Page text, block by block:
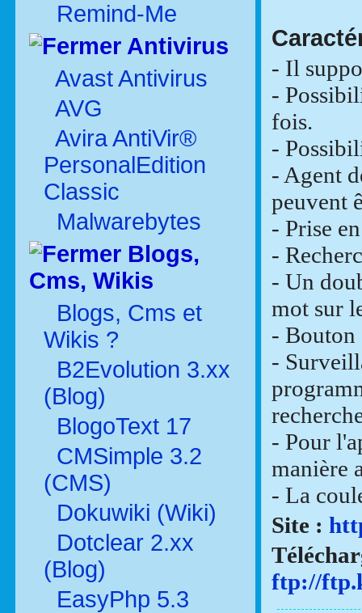
Remind-Me
Antivirus
Avast Antivirus
AVG
Avira AntiVir®
PersonalEdition
Classic
Malwarebytes
Blogs,
Cms, Wikis
Blogs, Cms et
Wikis ?
B2Evolution 3.xx
(Blog)
BlogoText 17
CMSimple 3.2
(CMS)
Dokuwiki (Wiki)
Dotclear 2.xx
(Blog)
EasyPhp 5.3
- Il
-
fois.
-
- Agent
peuvent
- Prise
-
- Un
mot sur
- Bouton
-
- Pour
manière
- La
Site :
ftp://